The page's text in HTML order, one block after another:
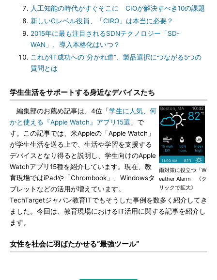
人工知能の時代がすぐそこに CIOが解決すべき10の課題
新しいCレベル役員、「CIRO」は本当に必要？
2015年に最も注目されるSDNテクノロジー「SD-
WAN」、導入本格化はいつ？
これがIT成功への“分かれ道”、製品選択につながる5つの
質問とは
学生生活をサポートする身近なデバイスたち
雨対策に役立つ「W
eather Alarm」《ク
リックで拡大》
編集部のお薦め記事は、4位「学生に人気、何
かと使える『Apple Watch』アプリ15選 」で
す。この記事では、米Appleの「Apple Watch」
が学生生活を送る上で、生活や学習を支援する
デバイスとなり得ると説明し、学生向けのApple
Watchアプリ15種を紹介しています。現在、教
育現場ではiPadや「Chrombook」、Windowsタ
ブレットなどの活用が増えています。
TechTargetジャパン教育ITでもそうした事例を数多く紹介してき
ました。今回は、教育現場におけるIT活用に関する記事を紹介し
ます。
女性を社会に羽ばたかせる“最強ツール”